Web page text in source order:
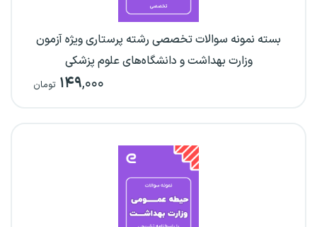
بسته نمونه سوالات تخصصی رشته پرستاری ویژه آزمون
وزارت بهداشت و دانشگاه‌های علوم پزشکی
۱۴۹,۰۰۰ تومان